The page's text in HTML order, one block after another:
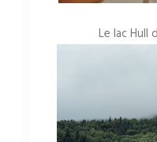
Le lac